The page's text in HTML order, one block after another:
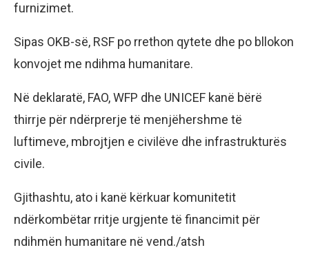
furnizimet.
Sipas OKB-së, RSF po rrethon qytete dhe po bllokon
konvojet me ndihma humanitare.
Në deklaratë, FAO, WFP dhe UNICEF kanë bërë
thirrje për ndërprerje të menjëhershme të
luftimeve, mbrojtjen e civilëve dhe infrastrukturës
civile.
Gjithashtu, ato i kanë kërkuar komunitetit
ndërkombëtar rritje urgjente të financimit për
ndihmën humanitare në vend./atsh